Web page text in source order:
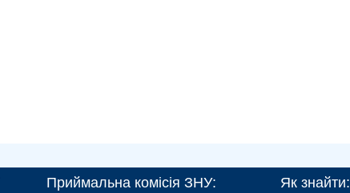
Приймальна комісія ЗНУ: Як знайти: